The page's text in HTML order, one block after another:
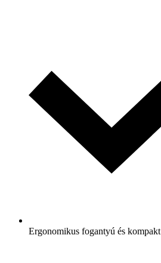
Ergonomikus fogantyú és kompakt